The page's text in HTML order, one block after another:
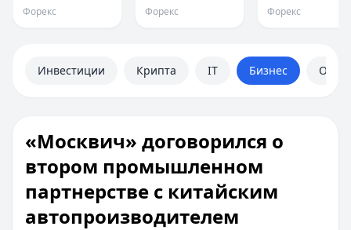
Форекс
Форекс
Форекс
Инвестиции Крипта IT Бизнес
«Москвич» договорился о
втором промышленном
партнерстве с китайским
автопроизводителем